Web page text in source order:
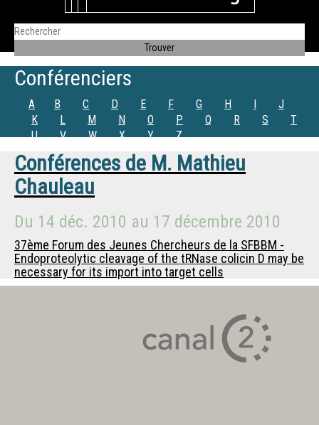
Conférenciers
A B C D E F G H I
J
K
L M N O P Q R S
T
U
V W X Y Z
Conférences de M. Mathieu
Chauleau
Du 14 déc. 2010 au 17 décembre 2010
37ème Forum des Jeunes Chercheurs de la SFBBM -
Endoproteolytic cleavage of the tRNase colicin D may be
necessary for its import into target cells